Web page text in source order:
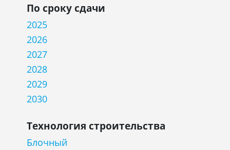
По сроку сдачи
2025
2026
2027
2028
2029
2030
Технология строительства
Блочный